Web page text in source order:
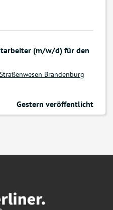
(m/w/d) für den
Brandenburg
Gestern veröffentlicht